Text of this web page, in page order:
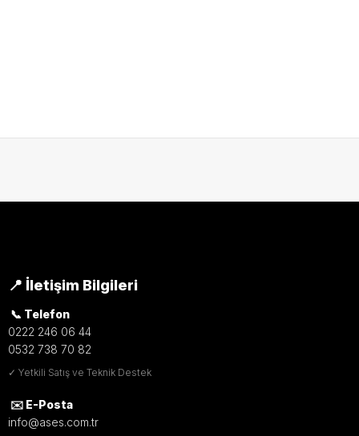
📍 İletişim Bilgileri
📞 Telefon
0222 246 06 44
0532 738 70 82
✓ Yetkili Satış ve Teknik Destek
✉️ E-Posta
info@ases.com.tr